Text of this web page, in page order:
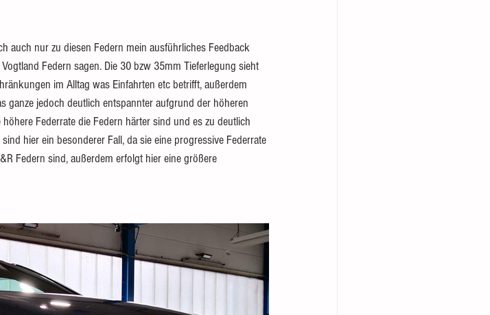
auch nur zu diesen Federn mein ausführliches Feedback
Federn sagen. Die 30 bzw 35mm Tieferlegung sieht
im Alltag was Einfahrten etc betrifft, außerdem
ganze jedoch deutlich entspannter aufgrund der höheren
Federrate die Federn härter sind und es zu deutlich
hier ein besonderer Fall, da sie eine progressive Federrate
Federn sind, außerdem erfolgt hier eine größere